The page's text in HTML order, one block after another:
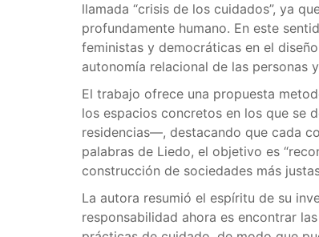
llamada “crisis de los cuidados”, ya
profundamente humano. En este
feministas y democráticas en el
autonomía relacional de las personas
El trabajo ofrece una propuesta
los espacios concretos en los que se
residencias—, destacando que cada
palabras de Liedo, el objetivo es
construcción de sociedades más
La autora resumió el espíritu de su
responsabilidad ahora es encontrar